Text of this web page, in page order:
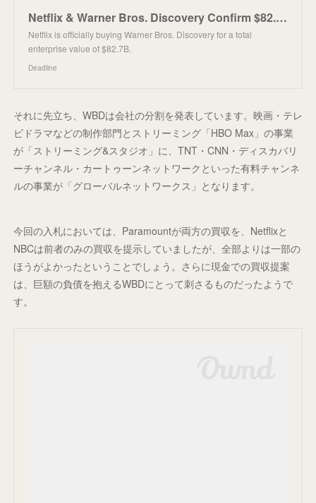
Netflix & Warner Bros. Discovery Confirm $82.7B Mega-Deal That Reshapes The Industry
Netflix is officially buying Warner Bros. Discovery for a total
enterprise value of $82.7B.
Deadline
それに先立ち、WBDは会社の分割を発表しています。映画・テレ
ビドラマなどの制作部門とストリーミング「HBO Max」の事業
が「ストリーミング&スタジオ」に、TNT・CNN・ディスカバリ
ーチャンネル・カートゥーンネットワークといった有料チャンネ
ルの事業が「グローバルネットワークス」となります。
今回の入札においては、Paramountが両方の買収を、Netflixと
NBCは前者のみの買収を提示していましたが、全部よりは一部の
ほうがよかったということでしょう。さらに現金での買収提案
は、巨額の負債を抱えるWBDにとって刺さるものだったようで
す。